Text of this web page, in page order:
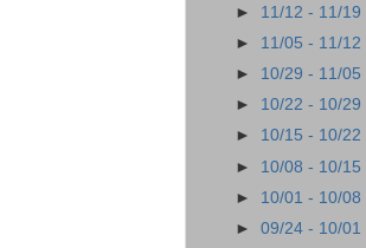
► 11/12 - 11/19
► 11/05 - 11/12
► 10/29 - 11/05
► 10/22 - 10/29
► 10/15 - 10/22
► 10/08 - 10/15
► 10/01 - 10/08
►09/24 - 10/01